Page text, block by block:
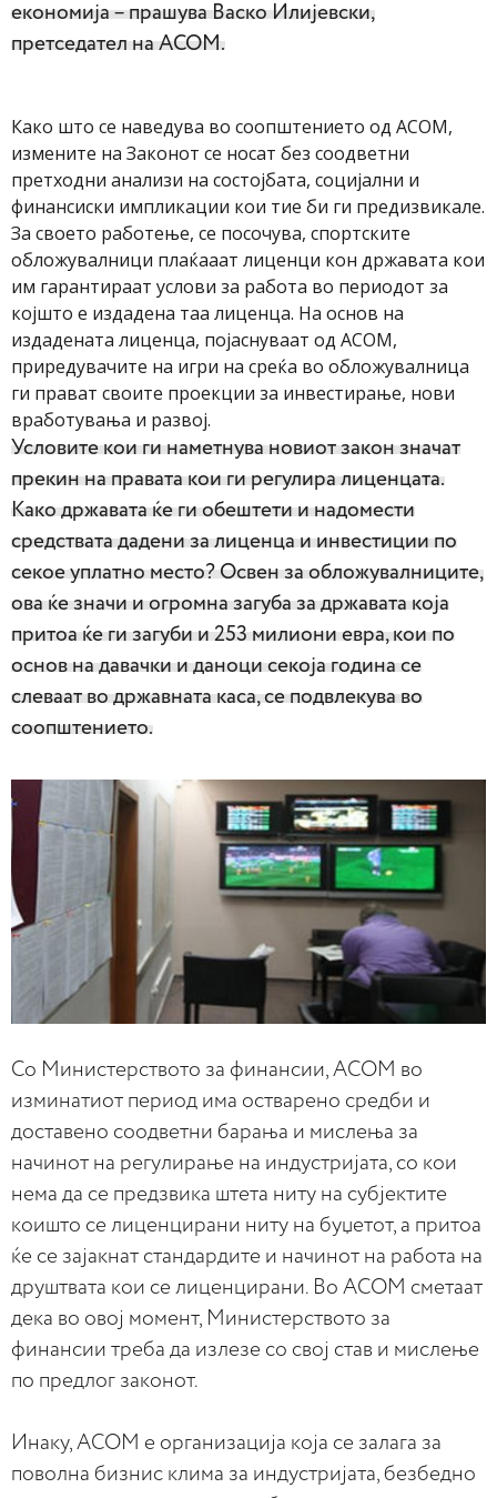
економија – прашува Васко Илијевски,
претседател на АСОМ.
Како што се наведува во соопштението од АСОМ,
измените на Законот се носат без соодветни
претходни анализи на состојбата, социјални и
финансиски импликации кои тие би ги предизвикале.
За своето работење, се посочува, спортските
обложувалници плаќааат лиценци кон државата кои
им гарантираат услови за работа во периодот за
којшто е издадена таа лиценца. На основ на
издадената лиценца, појаснуваат од АСОМ,
приредувачите на игри на среќа во обложувалница
ги прават своите проекции за инвестирање, нови
вработувања и развој.
Условите кои ги наметнува новиот закон значат
прекин на правата кои ги регулира лиценцата.
Како државата ќе ги обештети и надомести
средствата дадени за лиценца и инвестиции по
секое уплатно место? Освен за обложувалниците,
ова ќе значи и огромна загуба за државата која
притоа ќе ги загуби и 253 милиони евра, кои по
основ на давачки и даноци секоја година се
слеваат во државната каса, се подвлекува во
соопштението.
Со Министерството за финансии, АСОМ во
изминатиот период има остварено средби и
доставено соодветни барања и мислења за
начинот на регулирање на индустријата, со кои
нема да се предзвика штета ниту на субјектите
коишто се лиценцирани ниту на буџетот, а притоа
ќе се зајакнат стандардите и начинот на работа на
друштвата кои се лиценцирани. Во АСОМ сметаат
дека во овој момент, Министерството за
финансии треба да излезе со свој став и мислење
по предлог законот.
Инаку, АСОМ е организација која се залага за
поволна бизнис клима за индустријата, безбедно